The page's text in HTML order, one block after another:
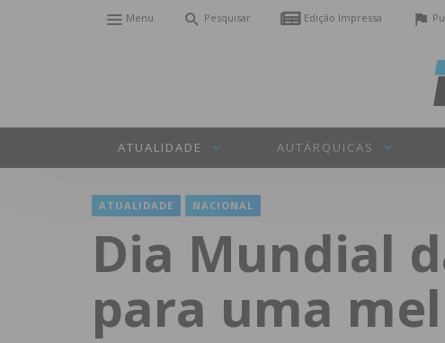
Menu Pesquisar Edição Impressa
ATUALIDADE AUTÁRQUICAS
ATUALIDADE NACIONAL
Dia Mundial
para uma